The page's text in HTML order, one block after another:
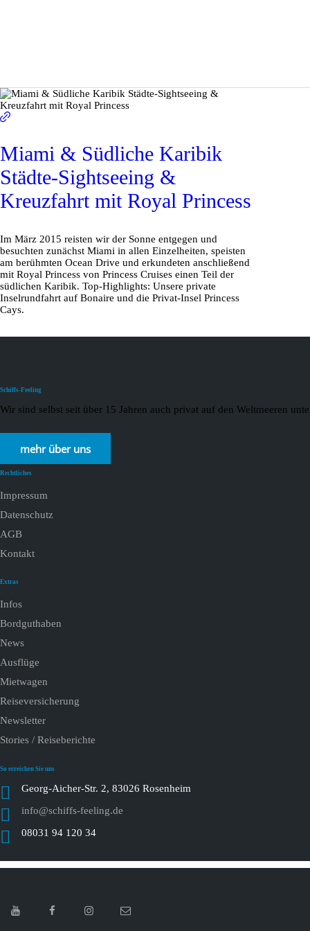
Miami & Südliche Karibik
Städte-Sightseeing &
Kreuzfahrt mit Royal Princess
Im März 2015 reisten wir der Sonne entgegen und
besuchten zunächst Miami in allen Einzelheiten, speisten
am berühmten Ocean Drive und erkundeten anschließend
mit Royal Princess von Princess Cruises einen Teil der
südlichen Karibik. Top-Highlights: Unsere private
Inselrundfahrt auf Bonaire und die Privat-Insel Princess
Cays.
Schiffs-Feeling
Wir sind selbst seit über 15 Jahren auch privat auf den Weltmeeren
mehr über uns
Rechtliches
Impressum
Datenschutz
AGB
Kontakt
Extras
Infos
Bordguthaben
News
Ausflüge
Mietwagen
Reiseversicherung
Newsletter
Stories / Reiseberichte
So erreichen Sie uns
Georg-Aicher-Str. 2, 83026 Rosenheim
info@schiffs-feeling.de
08031 94 120 34